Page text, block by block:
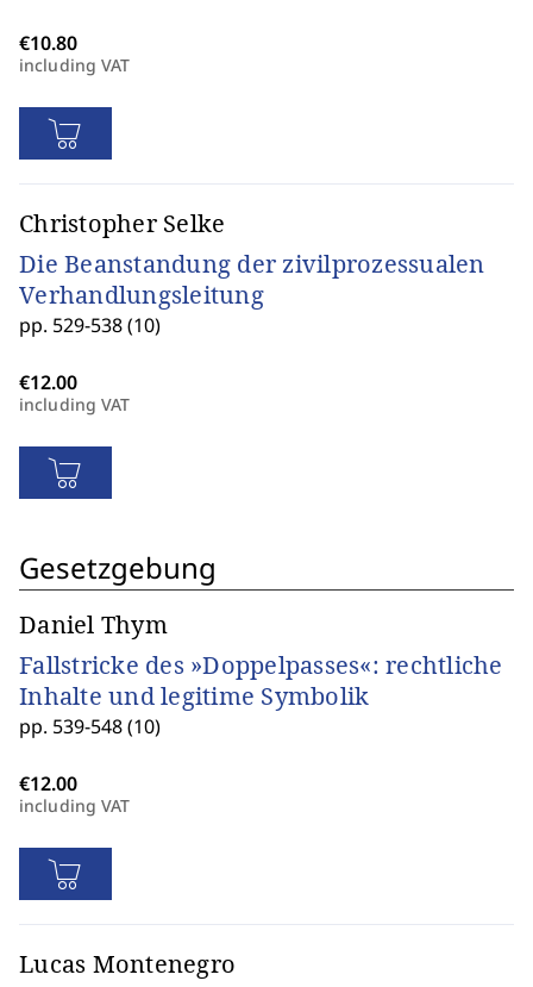
including VAT
Christopher Selke
Die Beanstandung der zivilprozessualen
Verhandlungsleitung
pp. 529-538 (10)
including VAT
Gesetzgebung
Daniel Thym
Fallstricke des »Doppelpasses«: rechtliche
Inhalte und legitime Symbolik
pp. 539-548 (10)
including VAT
Lucas Montenegro